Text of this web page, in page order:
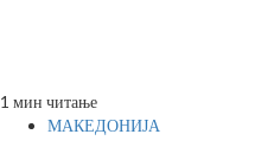
1 мин читање
МАКЕДОНИЈА